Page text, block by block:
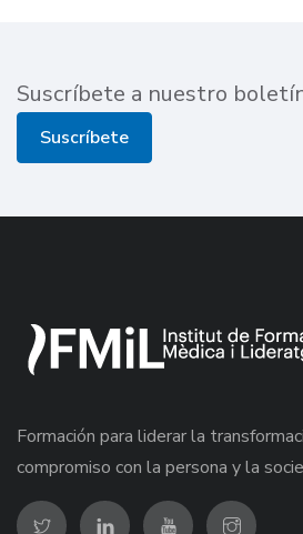
Suscríbete a nuestro
Suscríbete
Formación para liderar la
compromiso con la persona y la